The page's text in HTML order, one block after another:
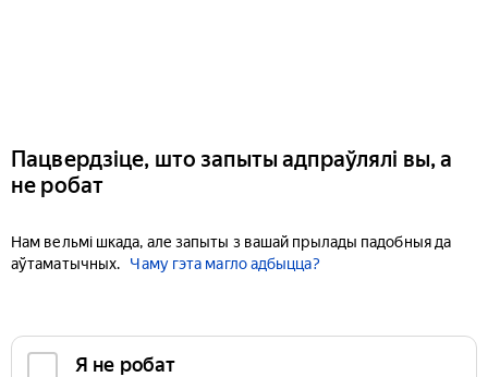
Пацвердзіце, што запыты адпраўлялі вы, а
не робат
Нам вельмі шкада, але запыты з вашай прылады падобныя да
аўтаматычных.
Чаму гэта магло адбыцца?
Я не робат